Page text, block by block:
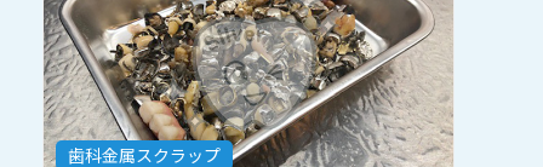
歯科金属スクラップ